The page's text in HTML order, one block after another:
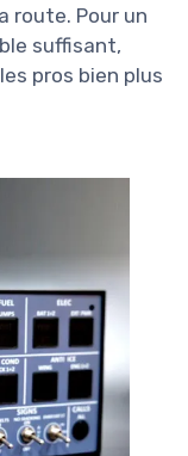
route. Pour un
suffisant,
pros bien plus